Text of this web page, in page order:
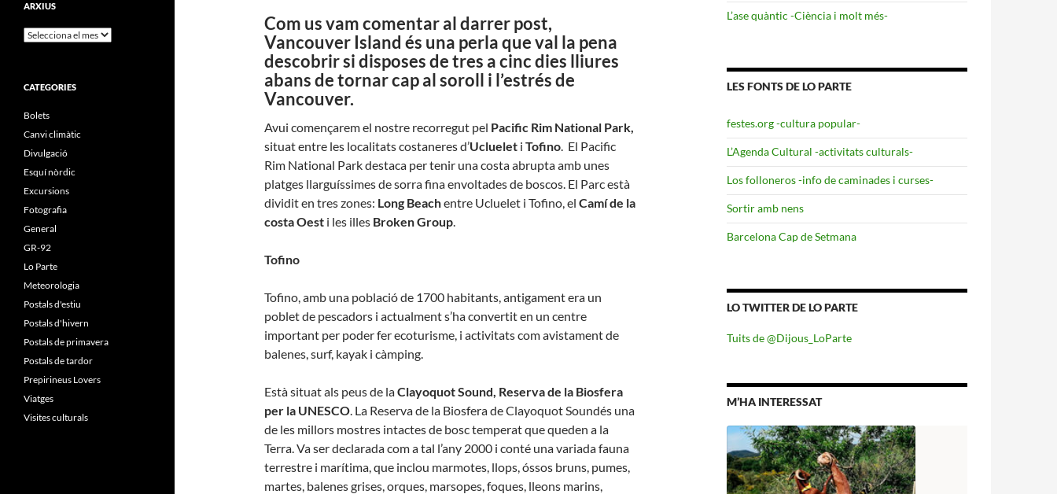
Com us vam comentar al darrer post,
Vancouver Island és una perla que val la pena
descobrir si disposes de tres a cinc dies lliures
abans de tornar cap al soroll i l’estrés de
Vancouver.
Avui començarem el nostre recorregut pel Pacific Rim National Park,
situat entre les localitats costaneres d’Ucluelet i Tofino. El Pacific
Rim National Park destaca per tenir una costa abrupta amb unes
platges llarguíssimes de sorra fina envoltades de boscos. El Parc està
dividit en tres zones: Long Beachentre Ucluelet i Tofino, el Camí de la
costa Oest i les illes Broken Group.
Tofino
Tofino, amb una població de 1700 habitants, antigament era un
poblet de pescadors i actualment s’ha convertit en un centre
important per poder fer ecoturisme, i activitats com avistament de
balenes, surf, kayak i càmping.
Està situat als peus de laClayoquot Sound, Reserva de la Biosfera
per la UNESCO. La Reserva de la Biosfera de Clayoquot Soundés una
de les millors mostres intactes de bosc temperat que queden a la
Terra. Va ser declarada com a tal l’any 2000 i conté una variada fauna
terrestre i marítima, que inclou marmotes, llops, óssos bruns, pumes,
martes, balenes grises, orques, marsopes, foques, lleons marins,
L’ase quàntic -Ciència i molt més-
LES FONTS DE LO PARTE
festes.org -cultura popular-
L’Agenda Cultural -activitats culturals-
Los folloneros -info de caminades i curses-
Sortir amb nens
Barcelona Cap de Setmana
LO TWITTER DE LO PARTE
Tuits de @Dijous_LoParte
M’HA INTERESSAT
ARXIUS
Arxius
CATEGORIES
Bolets
Canvi climàtic
Divulgació
Esquí nòrdic
Excursions
Fotografia
General
GR-92
Lo Parte
Meteorologia
Postals d'estiu
Postals d'hivern
Postals de primavera
Postals de tardor
Prepirineus Lovers
Viatges
Visites culturals